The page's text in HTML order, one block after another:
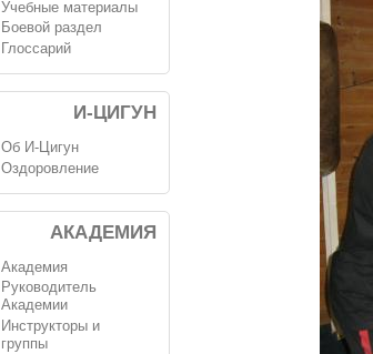
Учебные материалы
Боевой раздел
Глоссарий
И-ЦИГУН
Об И-Цигун
Оздоровление
АКАДЕМИЯ
Академия
Руководитель
Академии
Инструкторы и
группы